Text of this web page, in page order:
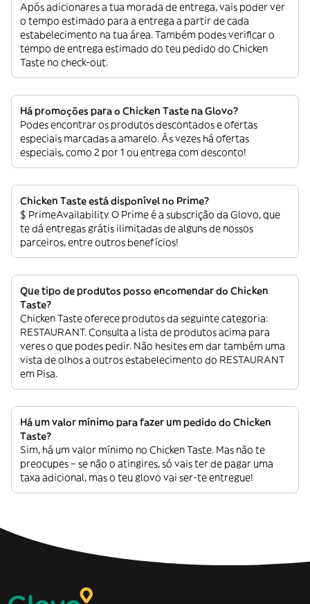
Após adicionares a tua morada de entrega, vais poder ver
o tempo estimado para a entrega a partir de cada
estabelecimento na tua área. Também podes verificar o
tempo de entrega estimado do teu pedido do Chicken
Taste no check-out.
Há promoções para o Chicken Taste na Glovo?
Podes encontrar os produtos descontados e ofertas
especiais marcadas a amarelo. Às vezes há ofertas
especiais, como 2 por 1 ou entrega com desconto!
Chicken Taste está disponível no Prime?
$ PrimeAvailability. O Prime é a subscrição da Glovo, que
te dá entregas grátis ilimitadas de alguns de nossos
parceiros, entre outros benefícios!
Que tipo de produtos posso encomendar do Chicken
Taste?
Chicken Taste oferece produtos da seguinte categoria:
RESTAURANT. Consulta a lista de produtos acima para
veres o que podes pedir. Não hesites em dar também uma
vista de olhos a outros estabelecimento do RESTAURANT
em Pisa.
Há um valor mínimo para fazer um pedido do Chicken
Taste?
Sim, há um valor mínimo no Chicken Taste. Mas não te
preocupes – se não o atingires, só vais ter de pagar uma
taxa adicional, mas o teu glovo vai ser-te entregue!